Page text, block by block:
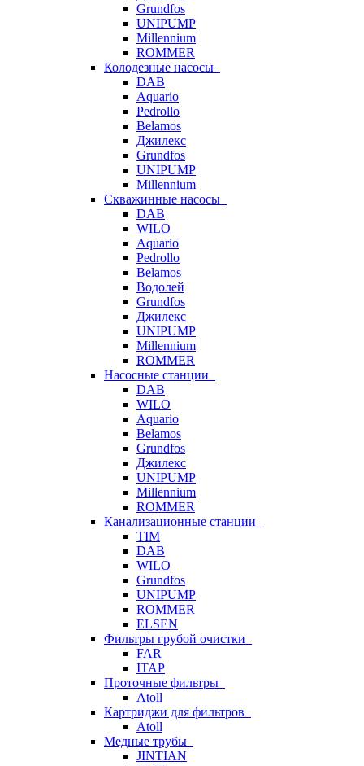
Grundfos
UNIPUMP
Millennium
ROMMER
Колодезные насосы
DAB
Aquario
Pedrollo
Belamos
Джилекс
Grundfos
UNIPUMP
Millennium
Скважинные насосы
DAB
WILO
Aquario
Pedrollo
Belamos
Водолей
Grundfos
Джилекс
UNIPUMP
Millennium
ROMMER
Насосные станции
DAB
WILO
Aquario
Belamos
Grundfos
Джилекс
UNIPUMP
Millennium
ROMMER
Канализационные станции
TIM
DAB
WILO
Grundfos
UNIPUMP
ROMMER
ELSEN
Фильтры грубой очистки
FAR
ITAP
Проточные фильтры
Atoll
Картриджи для фильтров
Atoll
Медные трубы
JINTIAN